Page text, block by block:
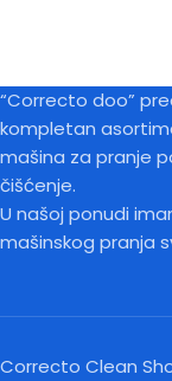
“Correcto doo”
kompletan
mašina za pranje
čišćenje.
U našoj ponudi
mašinskog pranja
Correcto Clean